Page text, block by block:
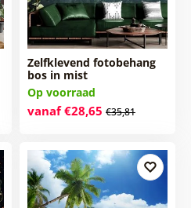
Zelfklevend fotobehang
bos in mist
Op voorraad
vanaf €28,65 €35,81